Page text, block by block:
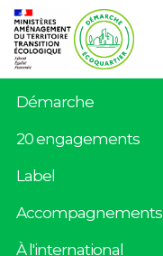
Démarche
20 engagements
Label
Accompagnements
À l'international